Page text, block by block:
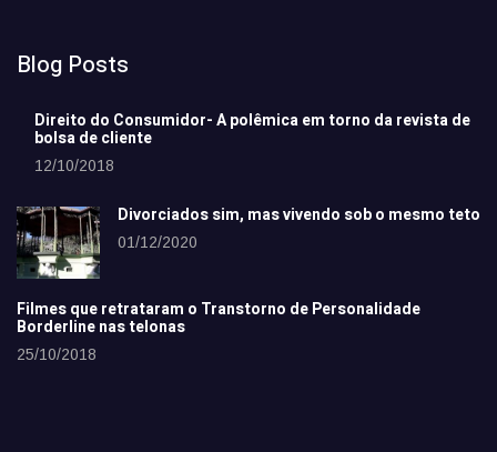
Blog Posts
Direito do Consumidor- A polêmica em torno da revista de
bolsa de cliente
12/10/2018
Divorciados sim, mas vivendo sob o mesmo teto
01/12/2020
Filmes que retrataram o Transtorno de Personalidade
Borderline nas telonas
25/10/2018